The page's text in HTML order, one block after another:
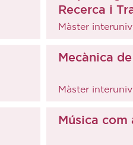
Recerca i
Màster
Mecànica
Màster
Música